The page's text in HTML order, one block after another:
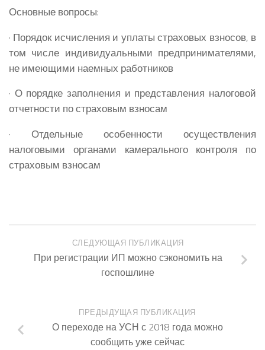
Основные вопросы:
· Порядок исчисления и уплаты страховых взносов, в
том числе индивидуальными предпринимателями,
не имеющими наемных работников
· О порядке заполнения и представления налоговой
отчетности по страховым взносам
· Отдельные особенности осуществления
налоговыми органами камерального контроля по
страховым взносам
СЛЕДУЮЩАЯ ПУБЛИКАЦИЯ
При регистрации ИП можно сэкономить на
госпошлине
ПРЕДЫДУЩАЯ ПУБЛИКАЦИЯ
О переходе на УСН с 2018 года можно
сообщить уже сейчас